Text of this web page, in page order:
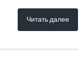
Читать далее